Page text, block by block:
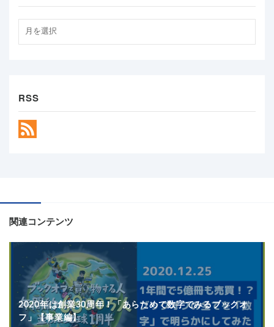
RSS
関連コンテンツ
2020年は創業30周年！「あらためて数字でみるブックオ
フ」【事業編】